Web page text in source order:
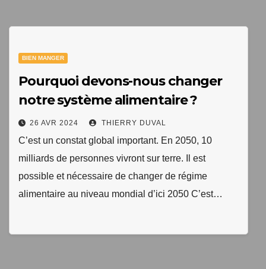
BIEN MANGER
Pourquoi devons-nous changer
notre système alimentaire ?
26 AVR 2024 THIERRY DUVAL
C’est un constat global important. En 2050, 10
milliards de personnes vivront sur terre. Il est
possible et nécessaire de changer de régime
alimentaire au niveau mondial d’ici 2050 C’est…
"Les clés du bien vieillir en bonne santé"
TopEquilibre.fr pour vous envoyer votre newsletter contenant